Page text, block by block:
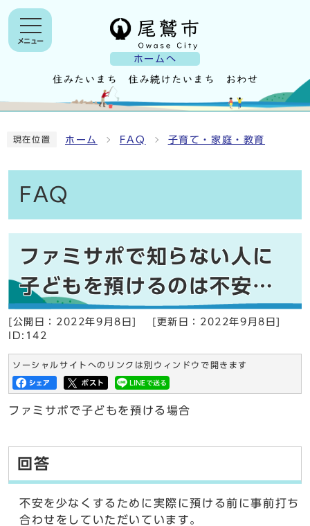
ホームへ
メニュー
現在位置 ホーム FAQ 子育て・家庭・教育
FAQ
ファミサポで知らない人に
子どもを預けるのは不安…
[公開日：2022年9月8日]
[更新日：2022年9月8日]
ID:142
ソーシャルサイトへのリンクは別ウィンドウで開きます
ファミサポで子どもを預ける場合
回答
不安を少なくするために実際に預ける前に事前打ち
合わせをしていただいています。